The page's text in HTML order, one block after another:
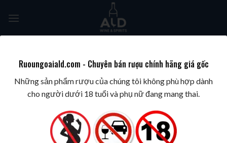
TRANG CHỦ / WINE/BIA/SAKE/SOJU / RƯỢU VANG Ý
Ruoungoaiald.com - Chuyên bán rượu chính hãng giá gốc
Những sản phẩm rượu của chúng tôi không phù hợp dành
cho người dưới 18 tuổi và phụ nữ đang mang thai.